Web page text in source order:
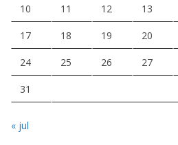
10 11 12 13
17 18 19 20
24 25 26 27
31
« jul